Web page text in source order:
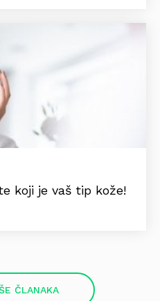
koji je vaš tip kože!
ČLANAKA